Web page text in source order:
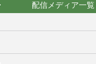
配信メディア一覧